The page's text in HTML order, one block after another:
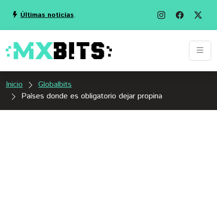
Últimas noticias.
Inicio
Globalbits
Países donde es obligatorio dejar propina